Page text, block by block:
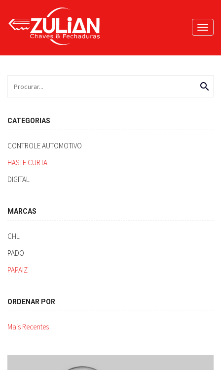
search
CATEGORIAS
CONTROLE AUTOMOTIVO
HASTE CURTA
DIGITAL
MARCAS
CHL
PADO
PAPAIZ
ORDENAR POR
Mais Recentes